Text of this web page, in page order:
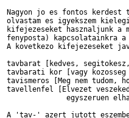
Nagyon jo es fontos
olvastam es igyekszem
kifejezeseket hasznaljunk a
fenyposta) kapcsolatainkra a
A kovetkezo kifejezeseket
tavbarat [kedves,
tavbarati kor [vagy kozosseg
tavismeros [Meg nem
tavellenfel [Elvezet
egyszeruen
A 'tav-' azert jutott